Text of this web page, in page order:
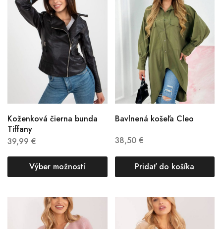
Koženková čierna bunda
Tiffany
39,99 €
Výber možností
Bavlnená košeľa Cleo
38,50 €
Pridať do košíka